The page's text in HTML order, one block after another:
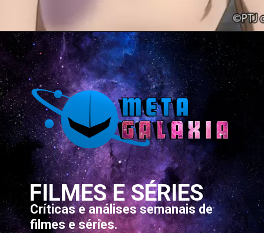
Opening https://metagalaxia.com.br/anime-e-manga/quando-e-onde-assistir-ao-episodio-7-de-viral-hit/
FILMES E SÉRIES
Críticas e análises semanais de
filmes e séries.